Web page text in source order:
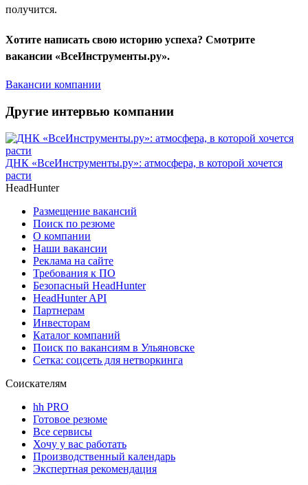
получится.
Хотите написать свою историю успеха? Смотрите
вакансии «ВсеИнструменты.ру».
Вакансии компании
Другие интервью компании
ДНК «ВсеИнструменты.ру»: атмосфера, в которой хочется
расти
HeadHunter
Размещение вакансий
Поиск по резюме
О компании
Наши вакансии
Реклама на сайте
Требования к ПО
Безопасный HeadHunter
HeadHunter API
Партнерам
Инвесторам
Каталог компаний
Поиск по вакансиям в Ульяновске
Сетка: соцсеть для нетворкинга
Соискателям
hh PRO
Готовое резюме
Все сервисы
Хочу у вас работать
Производственный календарь
Экспертная рекомендация